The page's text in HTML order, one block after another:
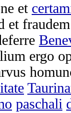
et
et fraudem
ergo
paschali